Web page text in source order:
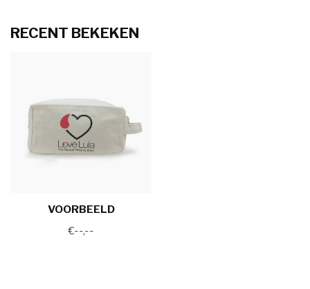
RECENT BEKEKEN
VOORBEELD
€--,--